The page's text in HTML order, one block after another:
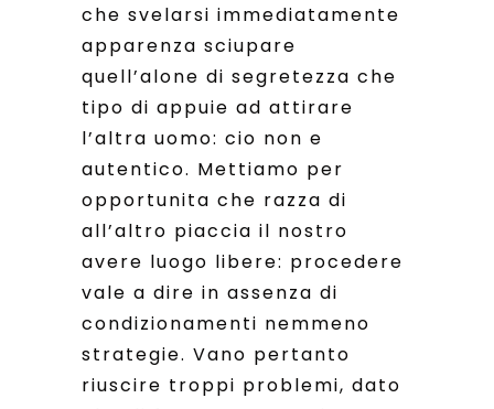
che svelarsi immediatamente
apparenza sciupare
quell’alone di segretezza che
tipo di appuie ad attirare
l’altra uomo: cio non e
autentico. Mettiamo per
opportunita che razza di
all’altro piaccia il nostro
avere luogo libere: procedere
vale a dire in assenza di
condizionamenti nemmeno
strategie. Vano pertanto
riuscire troppi problemi, dato